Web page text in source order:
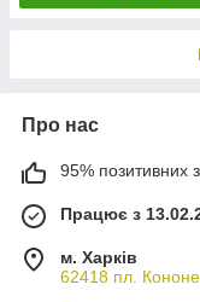
Про нас
95% позитивних з
Працює з
м. Харків
62418 пл.